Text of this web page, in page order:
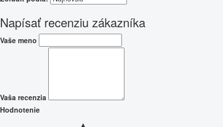
Napísať recenziu zákazníka
Vaše meno
Vaša recenzia
Hodnotenie